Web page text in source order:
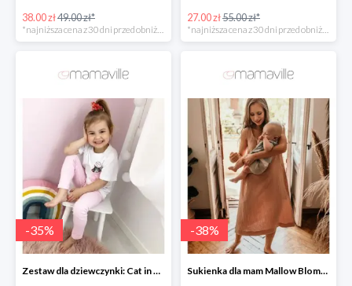
38.00 zł49.00 zł* 27.00 zł55.00 zł*
-35%
Zestaw dla dziewczynki: Cat in Pocket Fluffy -35%
-38%
Sukienka dla mam Mallow Bloms -37%